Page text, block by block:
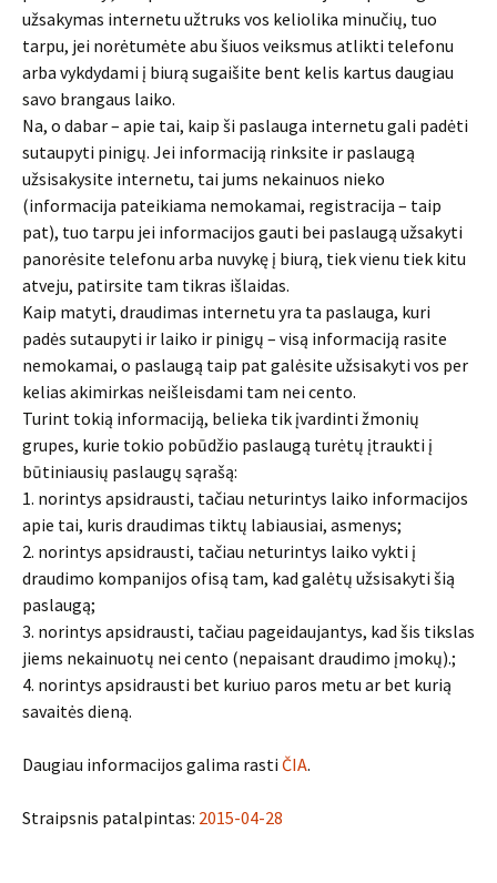
užsakymas internetu užtruks vos keliolika minučių, tuo
tarpu, jei norėtumėte abu šiuos veiksmus atlikti telefonu
arba vykdydami į biurą sugaišite bent kelis kartus daugiau
savo brangaus laiko.
Na, o dabar – apie tai, kaip ši paslauga internetu gali padėti
sutaupyti pinigų. Jei informaciją rinksite ir paslaugą
užsisakysite internetu, tai jums nekainuos nieko
(informacija pateikiama nemokamai, registracija – taip
pat), tuo tarpu jei informacijos gauti bei paslaugą užsakyti
panorėsite telefonu arba nuvykę į biurą, tiek vienu tiek kitu
atveju, patirsite tam tikras išlaidas.
Kaip matyti, draudimas internetu yra ta paslauga, kuri
padės sutaupyti ir laiko ir pinigų – visą informaciją rasite
nemokamai, o paslaugą taip pat galėsite užsisakyti vos per
kelias akimirkas neišleisdami tam nei cento.
Turint tokią informaciją, belieka tik įvardinti žmonių
grupes, kurie tokio pobūdžio paslaugą turėtų įtraukti į
būtiniausių paslaugų sąrašą:
1. norintys apsidrausti, tačiau neturintys laiko informacijos
apie tai, kuris draudimas tiktų labiausiai, asmenys;
2. norintys apsidrausti, tačiau neturintys laiko vykti į
draudimo kompanijos ofisą tam, kad galėtų užsisakyti šią
paslaugą;
3. norintys apsidrausti, tačiau pageidaujantys, kad šis tikslas
jiems nekainuotų nei cento (nepaisant draudimo įmokų).;
4. norintys apsidrausti bet kuriuo paros metu ar bet kurią
savaitės dieną.
Daugiau informacijos galima rasti ČIA.
Straipsnis patalpintas: 2015-04-28